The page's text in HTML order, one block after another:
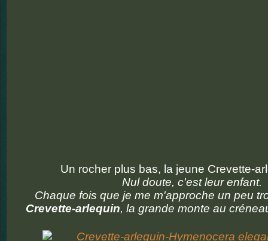
Un rocher plus bas, la jeune Crevette-
Nul doute, c'est leur enfant.
Chaque fois que je me m'approche un peu
Crevette-arlequin, la grande monte au